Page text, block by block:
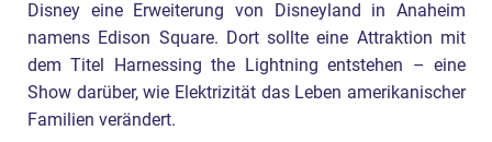
Disney eine Erweiterung von Disneyland in Anaheim
namens Edison Square. Dort sollte eine Attraktion mit
dem Titel Harnessing the Lightning entstehen – eine
Show darüber, wie Elektrizität das Leben amerikanischer
Familien verändert.